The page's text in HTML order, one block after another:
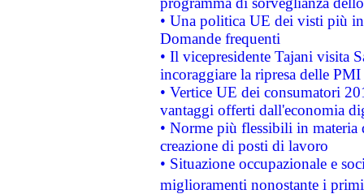
• Una politica UE dei visti più
Domande frequenti
• Il vicepresidente Tajani visita
incoraggiare la ripresa delle
• Vertice UE dei consumatori
vantaggi offerti dall'economia
• Norme più flessibili in materia
creazione di posti di lavoro
• Situazione occupazionale e
miglioramenti nonostante i